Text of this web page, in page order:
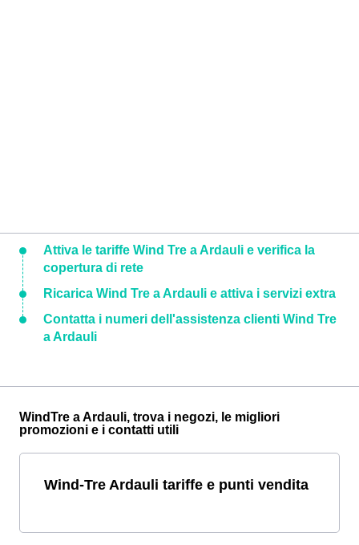
Attiva le tariffe Wind Tre a Ardauli e verifica la
copertura di rete
Ricarica Wind Tre a Ardauli e attiva i servizi extra
Contatta i numeri dell'assistenza clienti Wind Tre
a Ardauli
WindTre a Ardauli, trova i negozi, le migliori
promozioni e i contatti utili
Wind-Tre Ardauli tariffe e punti vendita